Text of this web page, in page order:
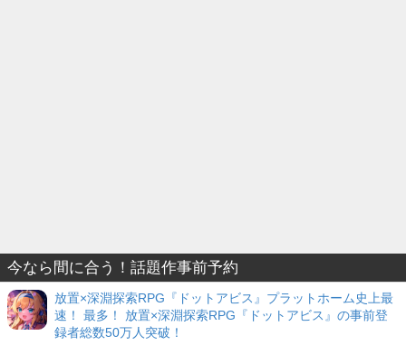
今なら間に合う！話題作事前予約
放置×深淵探索RPG『ドットアビス』プラットホーム史上最
速！ 最多！ 放置×深淵探索RPG『ドットアビス』の事前登
録者総数50万人突破！